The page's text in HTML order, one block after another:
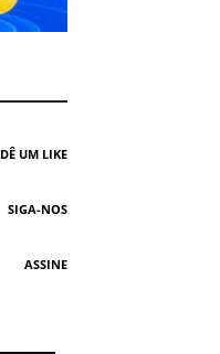
DÊ UM LIKE
SIGA-NOS
ASSINE